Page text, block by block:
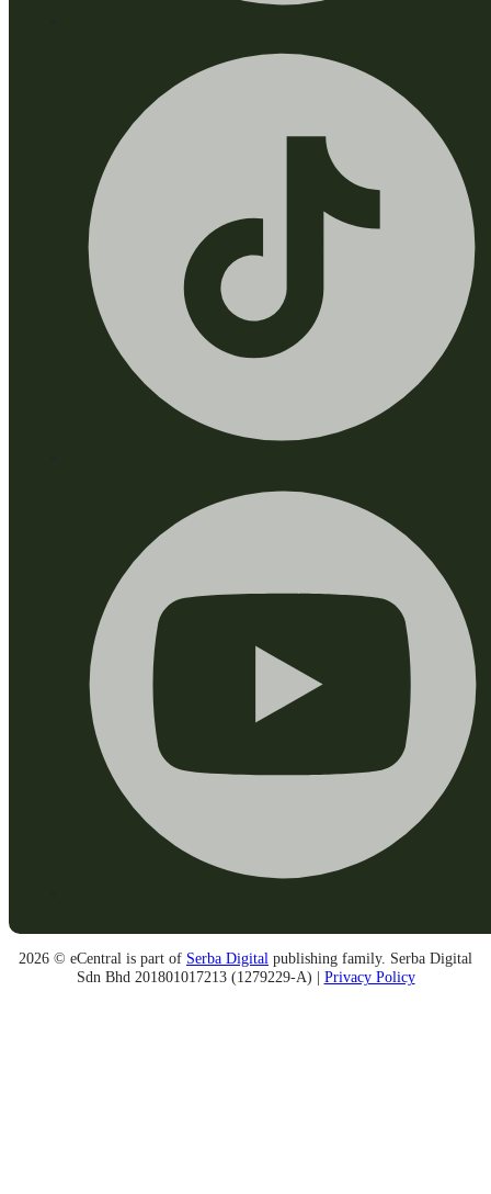
2026 © eCentral is part of Serba Digital publishing family. Serba Digital
Sdn Bhd 201801017213 (1279229-A) | Privacy Policy